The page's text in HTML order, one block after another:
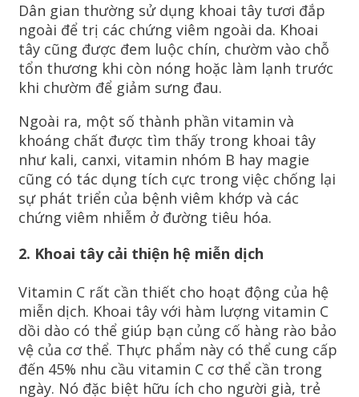
Dân gian thường sử dụng khoai tây tươi đắp
ngoài để trị các chứng viêm ngoài da. Khoai
tây cũng được đem luộc chín, chườm vào chỗ
tổn thương khi còn nóng hoặc làm lạnh trước
khi chườm để giảm sưng đau.
Ngoài ra, một số thành phần vitamin và
khoáng chất được tìm thấy trong khoai tây
như kali, canxi, vitamin nhóm B hay magie
cũng có tác dụng tích cực trong việc chống lại
sự phát triển của bệnh viêm khớp và các
chứng viêm nhiễm ở đường tiêu hóa.
2. Khoai tây cải thiện hệ miễn dịch
Vitamin C rất cần thiết cho hoạt động của hệ
miễn dịch. Khoai tây với hàm lượng vitamin C
dồi dào có thể giúp bạn củng cố hàng rào bảo
vệ của cơ thể. Thực phẩm này có thể cung cấp
đến 45% nhu cầu vitamin C cơ thể cần trong
ngày. Nó đặc biệt hữu ích cho người già, trẻ